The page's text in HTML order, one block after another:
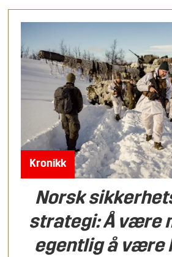
Kronikk
Norsk
strategi: Å være
egentlig å være